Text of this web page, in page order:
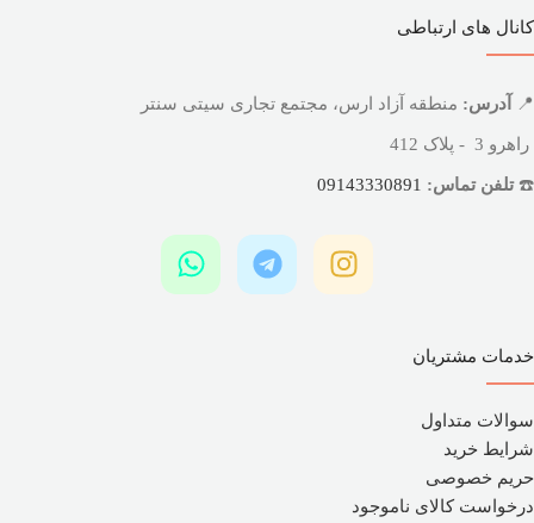
کانال های ارتباطی
📍 آدرس: منطقه آزاد ارس، مجتمع تجاری سیتی سنتر
راهرو 3 - پلاک 412
☎️تلفن تماس: 09143330891
خدمات مشتریان
سوالات متداول
شرایط خرید
حریم خصوصی
درخواست کالای ناموجود